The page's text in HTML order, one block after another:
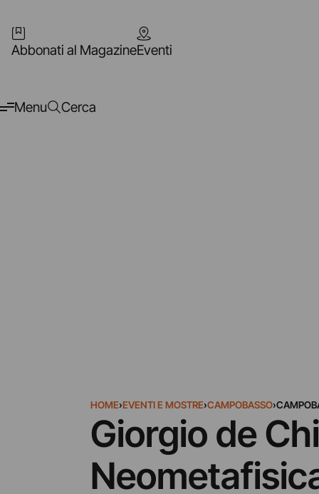
Abbonati al MagazineEventi
Menu Cerca
HOME›EVENTI E MOSTRE›CAMPOBASSO›
Giorgio de